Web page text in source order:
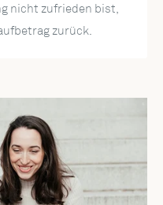
nicht zufrieden bist,
zurück.